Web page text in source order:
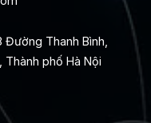
Thanh Bình,
phố Hà Nội